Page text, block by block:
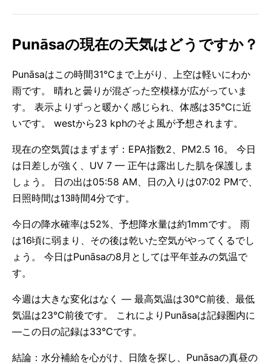
Punāsaの現在の天気はどうですか？
Punāsaはこの時間31°Cまで上がり、上空は軽いにわか
雨です。 晴れと曇りが混ざった空模様が広がっていま
す。 表示よりずっと暖かく感じられ、体感は35°Cに近
いです。 westから23 kphのそよ風が予想されます。
現在の空気質はまずまず：EPA指数2、PM2.5 16。 今日
は日差しが強く、UV 7 — 正午は露出した肌を保護しま
しょう。 日の出は05:58 AM、日の入りは07:02 PMで、
日照時間は13時間4分です。
今日の降水確率は52%、予想降水量は約1mmです。 雨
は16頃に弱まり、その後は乾いた空気がやってくるでし
ょう。 今日はPunāsaの8月としては平年並みの気温で
す。
今週は大きな変化はなく — 最高気温は30°C前後、最低
気温は23°C前後です。 これによりPunāsaは記録圏内に
—この日の記録は33°Cです。
結論：水分補給を心がけ、日陰を探し、Punāsaの真昼の